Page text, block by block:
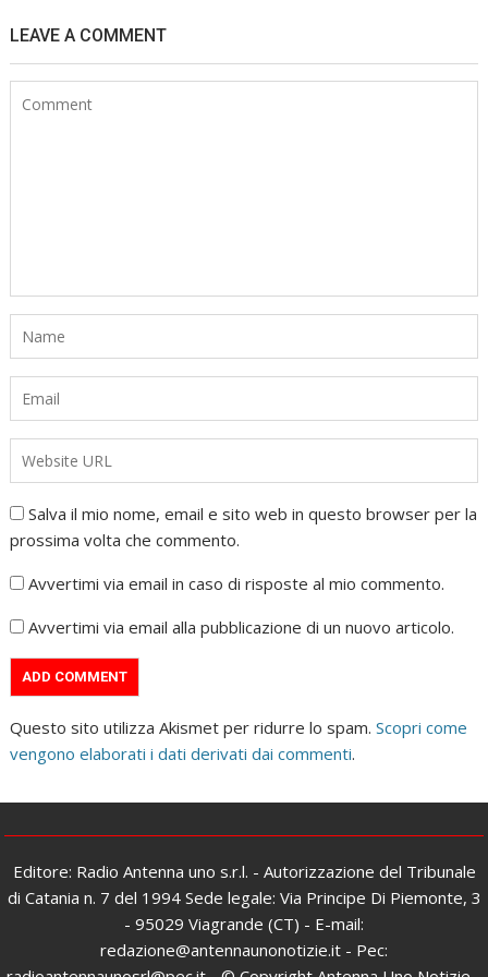
LEAVE A COMMENT
Salva il mio nome, email e sito web in questo browser per la
prossima volta che commento.
Avvertimi via email in caso di risposte al mio commento.
Avvertimi via email alla pubblicazione di un nuovo articolo.
Questo sito utilizza Akismet per ridurre lo spam.Scopri come
vengono elaborati i dati derivati dai commenti.
Editore: Radio Antenna uno s.r.l. - Autorizzazione del Tribunale
di Catania n. 7 del 1994 Sede legale: Via Principe Di Piemonte, 3
- 95029 Viagrande (CT) - E-mail:
redazione@antennaunonotizie.it - Pec: